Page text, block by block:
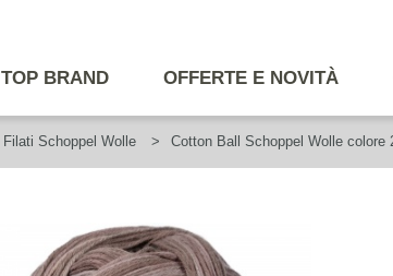
TOP BRAND OFFERTE E NOVITÀ
Filati Schoppel Wolle Cotton Ball Schoppel Wolle colore